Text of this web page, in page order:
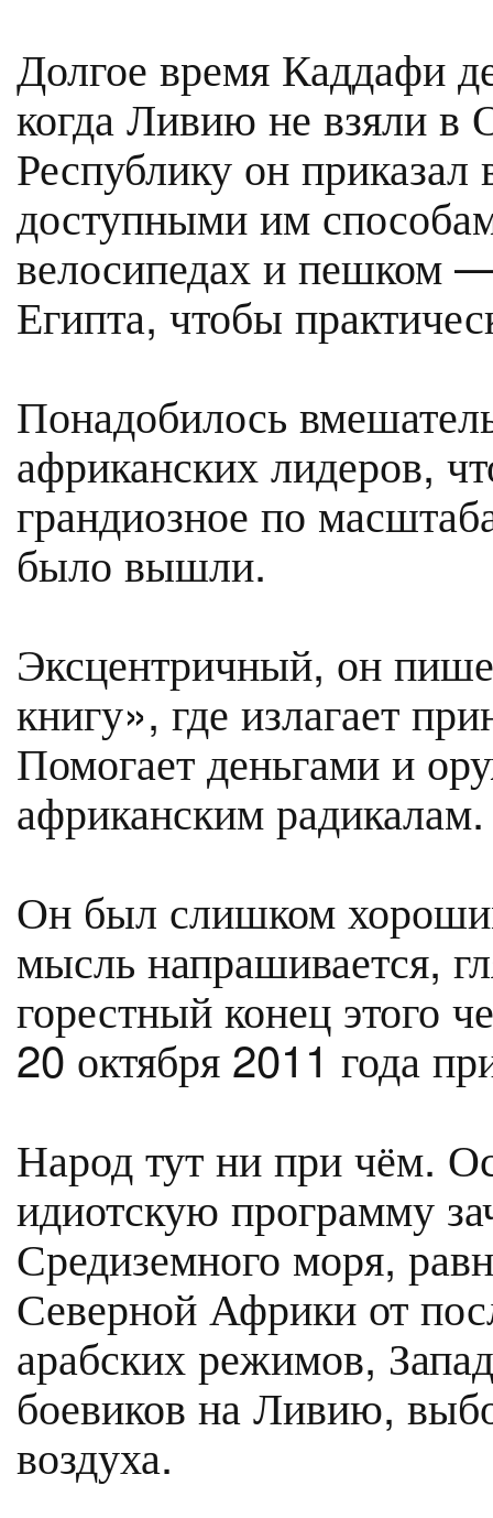
Долгое время Каддафи
когда Ливию не взяли
Республику он
доступными им
велосипедах и пешком
Египта, чтобы
Понадобилось
африканских лидеров,
грандиозное по
было вышли.
Эксцентричный, он
книгу», где излагает
Помогает деньгами и
африканским радикалам.
Он был слишком
мысль напрашивается,
горестный конец этого
20 октября 2011 года
Народ тут ни при чём.
идиотскую программу
Средиземного моря,
Северной Африки от
арабских режимов,
боевиков на Ливию,
воздуха.